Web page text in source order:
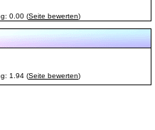
0.00 (Seite bewerten)
1.94 (Seite bewerten)